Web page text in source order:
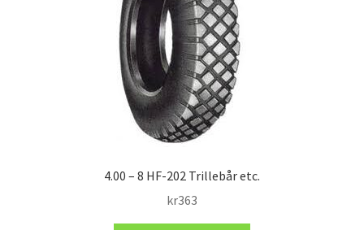
4.00 – 8 HF-202 Trillebår etc.
kr363